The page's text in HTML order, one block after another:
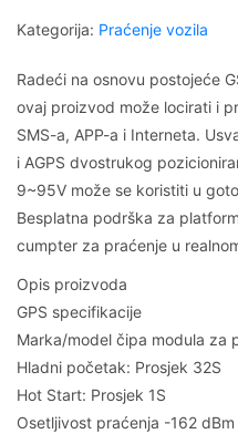
Kategorija: Praćenje vozila
Radeći na osnovu postojeće
ovaj proizvod može locirati i
SMS-a, APP-a i Interneta.
i AGPS dvostrukog
9~95V može se koristiti u
Besplatna podrška za
cumpter za praćenje u
Opis proizvoda
GPS specifikacije
Marka/model čipa modula za
Hladni početak: Prosjek 32S
Hot Start: Prosjek 1S
Osetljivost praćenja -162 dBm